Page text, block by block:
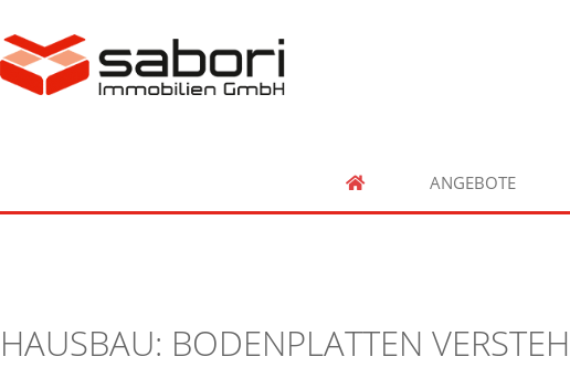
ANGEBOTE
HAUSBAU: BODENPLATTEN